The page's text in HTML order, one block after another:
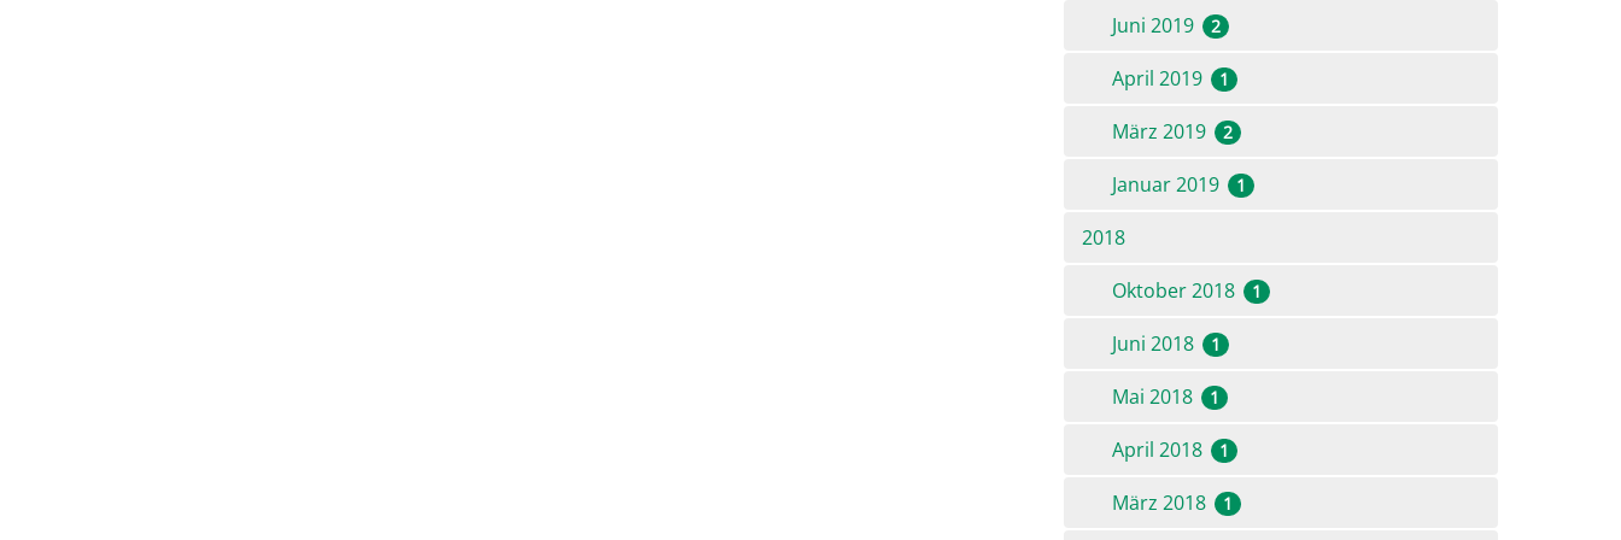
Juni 2019 2
April 2019 1
März 2019 2
Januar 2019 1
2018
Oktober 2018
1
Juni 2018 1
Mai 2018 1
April 2018 1
März 2018 1